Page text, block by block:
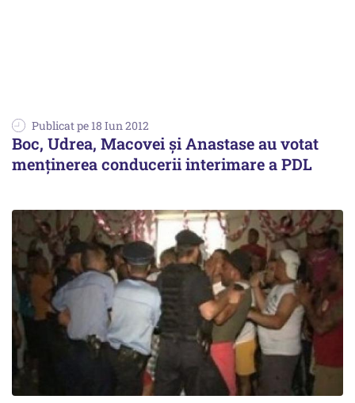
Publicat pe 18 Iun 2012
Boc, Udrea, Macovei și Anastase au votat
menţinerea conducerii interimare a PDL